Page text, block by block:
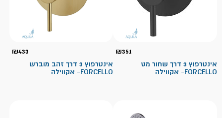
₪351
אינטרפוץ 3 דרך שחור מט
FORCELLO- אקווילה
₪433
אינטרפוץ 3 דרך זהב מוברש
FORCELLO- אקווילה